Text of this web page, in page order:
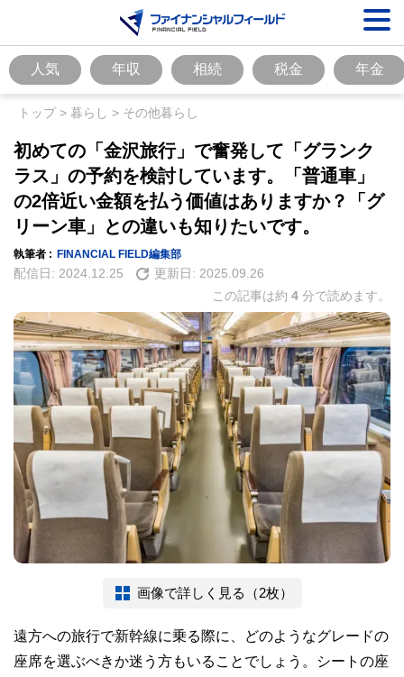
人気 年収 相続 税金 年金
トップ> 暮らし > その他暮らし
初めての「金沢旅行」で奮発して「グランク
ラス」の予約を検討しています。「普通車」
の2倍近い金額を払う価値はありますか？「グ
リーン車」との違いも知りたいです。
執筆者 : FINANCIAL FIELD編集部
配信日: 2024.12.25 更新日: 2025.09.26
この記事は約 4 分で読めます。
画像で詳しく見る（2枚）
遠方への旅行で新幹線に乗る際に、どのようなグレードの
座席を選ぶべきか迷う方もいることでしょう。シートの座